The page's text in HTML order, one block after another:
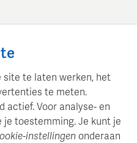
site te laten werken, het
te meten.
actief. Voor analyse- en
toestemming. Je kunt je
instellingen onderaan